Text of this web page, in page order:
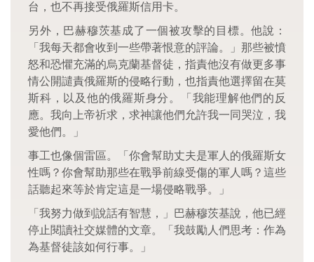
台，也不再接受俄羅斯信用卡。
另外，巴赫穆茨基成了一個被攻擊的目標。他說：
「我每天都會收到一些帶著恨意的評論。」那些被憤
怒和恐懼充滿的烏克蘭基督徒，指責他沒有做更多事
情公開譴責俄羅斯的侵略行動，也指責他選擇留在莫
斯科，以及他的俄羅斯身分。「我能理解他們的反
應。我向上帝祈求，求神讓他們允許我一同哭泣，我
愛他們。」
事工也像個雷區。「你會幫助丈夫是軍人的俄羅斯女
性嗎？你會幫助那些在戰爭前線受傷的軍人嗎？這些
話聽起來等於肯定這是一場侵略戰爭。」
「我努力做到說話有智慧，」巴赫穆茨基說，他已經
停止閱讀社交媒體的文章。「我鼓勵人們思考：作為
為基督徒該如何行事。」